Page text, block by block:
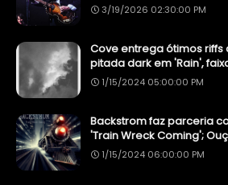
3/19/2026 02:30:00 PM
Cove entrega ótimos
pitada dark em 'Rain',
1/15/2024 05:00:00 PM
Backstrom faz parceria
'Train Wreck Coming';
1/15/2024 06:00:00 PM